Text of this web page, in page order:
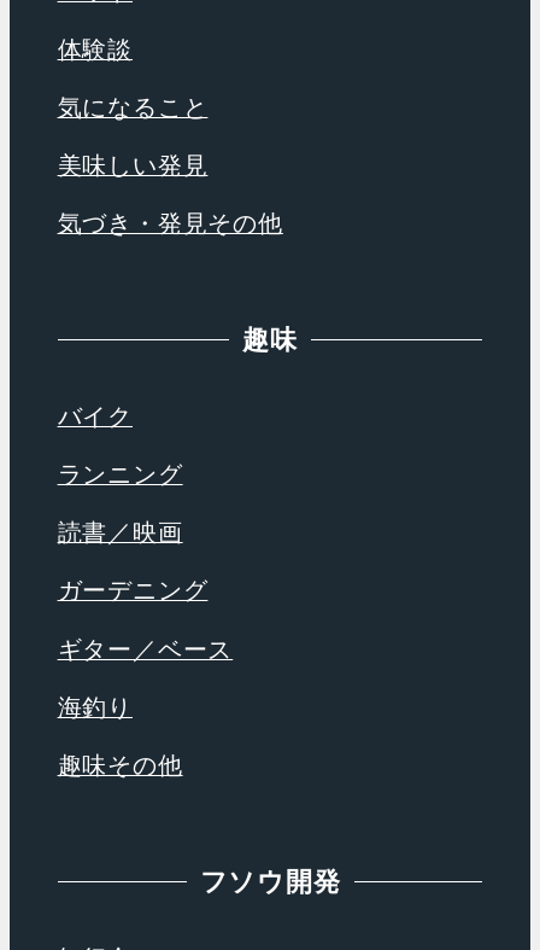
体験談
気になること
美味しい発見
気づき・発見その他
趣味
バイク
ランニング
読書／映画
ガーデニング
ギター／ベース
海釣り
趣味その他
フソウ開発